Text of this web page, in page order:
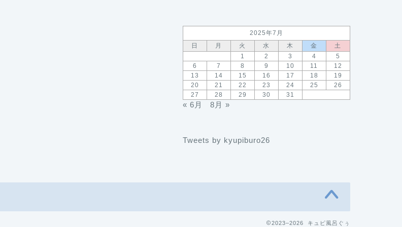
2025年7月
日
月 火 水 木 金
土
1
2 3 4
5
6
7 8 9 10 11
12
13
14 15 16 17 18
19
20
21 22 23 24 25
26
27
28 29 30 31
« 6月 8月 »
Tweets by kyupiburo26
2023–2026 キュピ風呂ぐぅ